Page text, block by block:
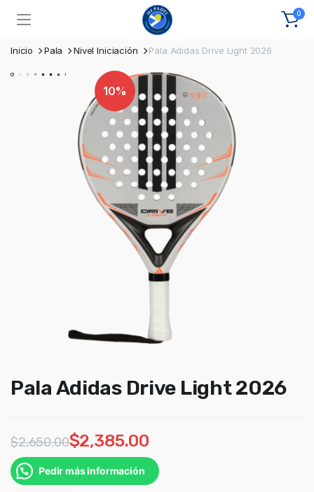
0
Inicio Pala Nivel Iniciación Pala Adidas Drive Light 2026
10%
Pala Adidas Drive Light 2026
$2,650.00$2,385.00
Pedir más información